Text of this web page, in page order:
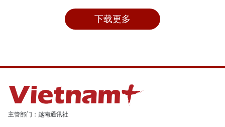
下载更多
主管部门：越南通讯社